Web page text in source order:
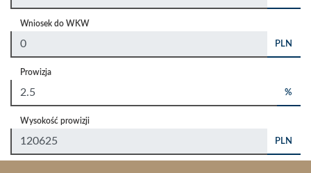
Wniosek do WKW
PLN
Prowizja
%
Wysokość prowizji
PLN